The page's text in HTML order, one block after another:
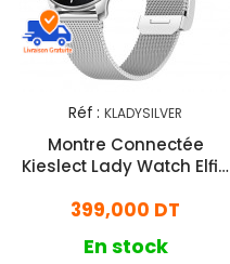
Réf : KLADYSILVER
Montre Connectée
Kieslect Lady Watch Elfin
399,000 DT
En stock